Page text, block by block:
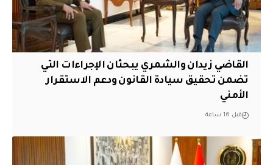
القاضي زيدان والشمري يبحثان الإجراءات التي
تضمن تحقيق سيادة القانون ودعم الاستقرار
الأمني
قبل 16 ساعة